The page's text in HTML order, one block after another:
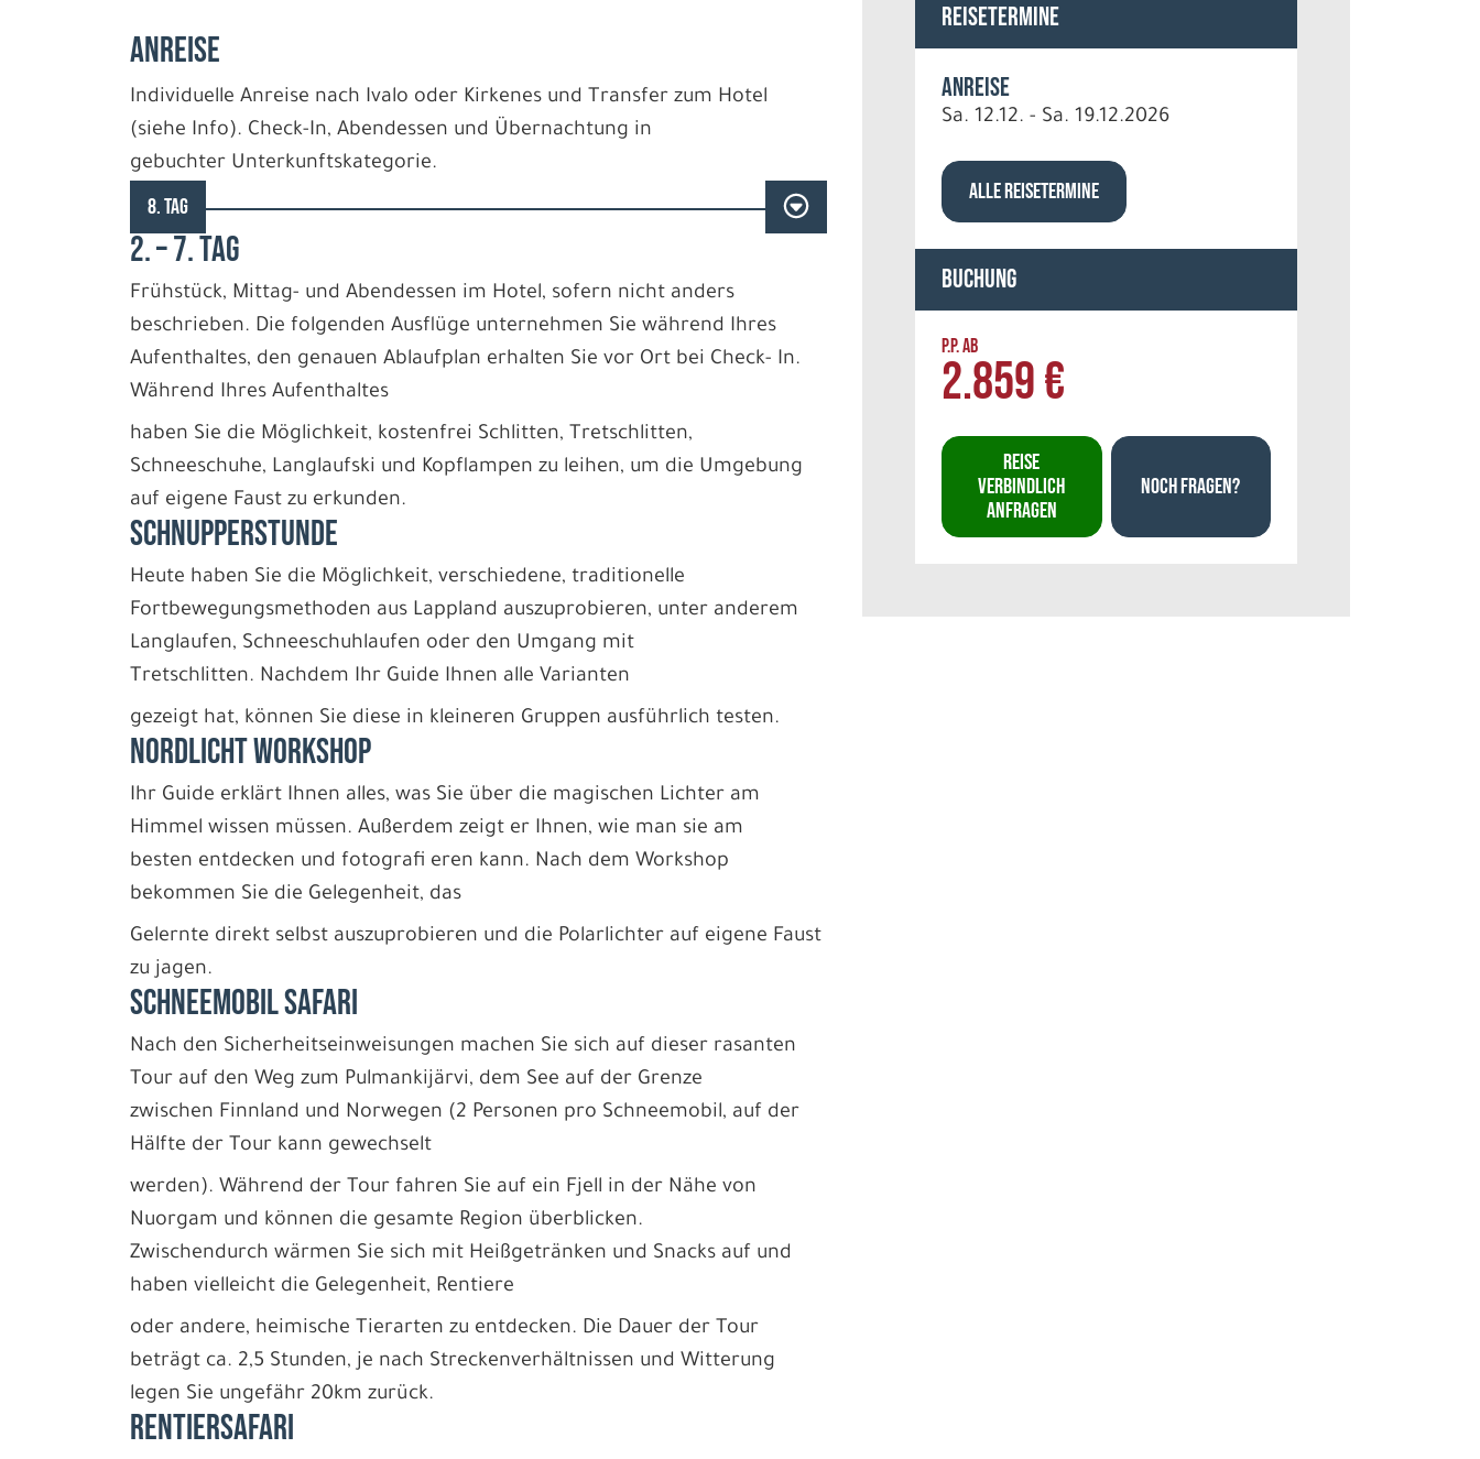
ANREISE
Individuelle Anreise nach Ivalo oder Kirkenes und Transfer zum Hotel
(siehe Info). Check-In, Abendessen und Übernachtung in
gebuchter Unterkunftskategorie.
8. TAG
2. – 7. TAG
Frühstück, Mittag- und Abendessen im Hotel, sofern nicht anders
beschrieben. Die folgenden Ausflüge unternehmen Sie während Ihres
Aufenthaltes, den genauen Ablaufplan erhalten Sie vor Ort bei Check- In.
Während Ihres Aufenthaltes
haben Sie die Möglichkeit, kostenfrei Schlitten, Tretschlitten,
Schneeschuhe, Langlaufski und Kopflampen zu leihen, um die Umgebung
auf eigene Faust zu erkunden.
SCHNUPPERSTUNDE
Heute haben Sie die Möglichkeit, verschiedene, traditionelle
Fortbewegungsmethoden aus Lappland auszuprobieren, unter anderem
Langlaufen, Schneeschuhlaufen oder den Umgang mit
Tretschlitten. Nachdem Ihr Guide Ihnen alle Varianten
gezeigt hat, können Sie diese in kleineren Gruppen ausführlich testen.
NORDLICHT WORKSHOP
Ihr Guide erklärt Ihnen alles, was Sie über die magischen Lichter am
Himmel wissen müssen. Außerdem zeigt er Ihnen, wie man sie am
besten entdecken und fotografi eren kann. Nach dem Workshop
bekommen Sie die Gelegenheit, das
Gelernte direkt selbst auszuprobieren und die Polarlichter auf eigene Faust
zu jagen.
SCHNEEMOBIL SAFARI
Nach den Sicherheitseinweisungen machen Sie sich auf dieser rasanten
Tour auf den Weg zum Pulmankijärvi, dem See auf der Grenze
zwischen Finnland und Norwegen (2 Personen pro Schneemobil, auf der
Hälfte der Tour kann gewechselt
werden). Während der Tour fahren Sie auf ein Fjell in der Nähe von
Nuorgam und können die gesamte Region überblicken.
Zwischendurch wärmen Sie sich mit Heißgetränken und Snacks auf und
haben vielleicht die Gelegenheit, Rentiere
oder andere, heimische Tierarten zu entdecken. Die Dauer der Tour
beträgt ca. 2,5 Stunden, je nach Streckenverhältnissen und Witterung
legen Sie ungefähr 20km zurück.
RENTIERSAFARI
Reisetermine
Anreise
Sa. 12.12. - Sa. 19.12.2026
ALLE REISETERMINE
Buchung
P.P. AB
2.859 €
REISE
VERBINDLICH
ANFRAGEN
NOCH FRAGEN?